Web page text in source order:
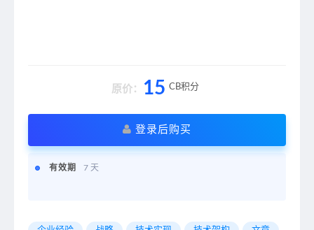
原价： 15 CB积分
登录后购买
有效期 7 天